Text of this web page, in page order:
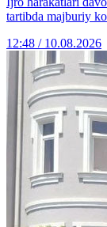
tartibda majburiy
12:48 / 10.08.2026